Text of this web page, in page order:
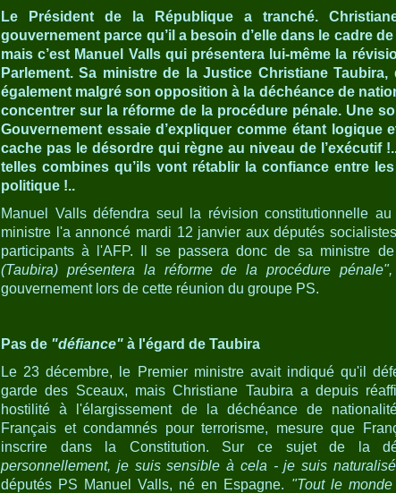
Le Président de la République a tranché.
gouvernement parce qu’il a besoin d’elle dans le cadre
mais c’est Manuel Valls qui présentera lui-même la
Parlement. Sa ministre de la Justice Christiane
également malgré son opposition à la déchéance de
concentrer sur la réforme de la procédure pénale. Une
Gouvernement essaie d’expliquer comme étant logique
cache pas le désordre qui règne au niveau de l’exécutif
telles combines qu’ils vont rétablir la confiance entre
politique !..
Manuel Valls défendra seul la révision constitutionnelle
ministre l'a annoncé mardi 12 janvier aux députés
participants à l'AFP. Il se passera donc de sa ministre
(Taubira) présentera la réforme de la procédure pénale",
gouvernement lors de cette réunion du groupe PS.
Pas de "défiance" à l'égard de Taubira
Le 23 décembre, le Premier ministre avait indiqué qu'il
garde des Sceaux, mais Christiane Taubira a depuis
hostilité à l'élargissement de la déchéance de
Français et condamnés pour terrorisme, mesure que
inscrire dans la Constitution. Sur ce sujet de la
personnellement, je suis sensible à cela - je suis naturalisé
députés PS Manuel Valls, né en Espagne. "Tout le